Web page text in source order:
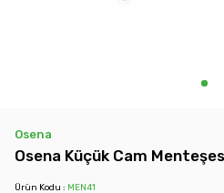
Osena
Osena Küçük Cam
Ürün Kodu : MEN41